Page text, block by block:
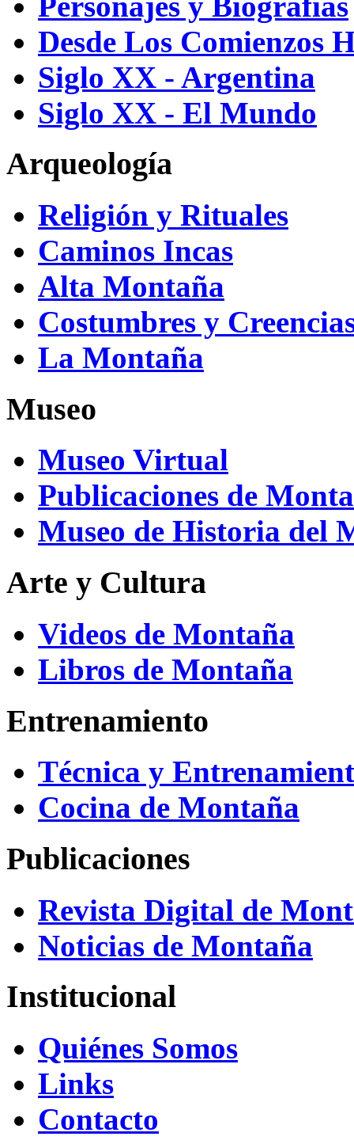
Desde Los Comienzos
Siglo XX - Argentina
Siglo XX - El Mundo
Arqueología
Religión y Rituales
Caminos Incas
Alta Montaña
Costumbres y
La Montaña
Museo
Museo Virtual
Publicaciones de
Museo de Historia del
Arte y Cultura
Videos de Montaña
Libros de Montaña
Entrenamiento
Técnica y
Cocina de Montaña
Publicaciones
Revista Digital de
Noticias de Montaña
Institucional
Quiénes Somos
Links
Contacto